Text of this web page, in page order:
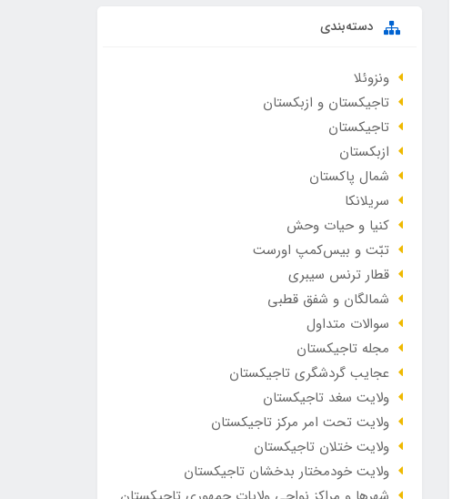
دسته‌بندی
ونزوئلا
تاجیکستان و ازبکستان
تاجیکستان
ازبکستان
شمال پاکستان
سریلانکا
کنیا و حیات وحش
تبّت و بیس‌کمپ اورست
قطار ترنس سیبری
شمالگان و شفق قطبی
سوالات متداول
مجله تاجیکستان
عجایب گردشگری تاجیکستان
ولایت سغد تاجیکستان
ولایت تحت امر مرکز تاجیکستان
ولایت ختلان تاجیکستان
ولایت خودمختار بدخشان تاجیکستان